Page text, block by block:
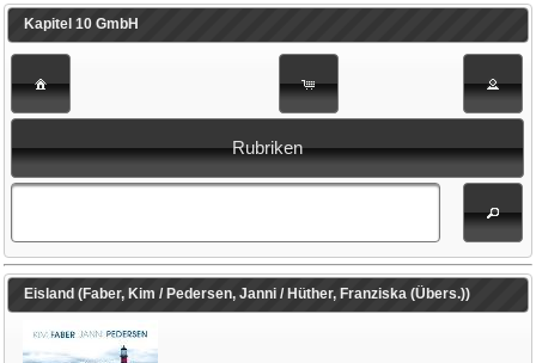
Kapitel 10 GmbH
Rubriken
Eisland (Faber, Kim / Pedersen, Janni / Hüther, Franziska (Übers.))